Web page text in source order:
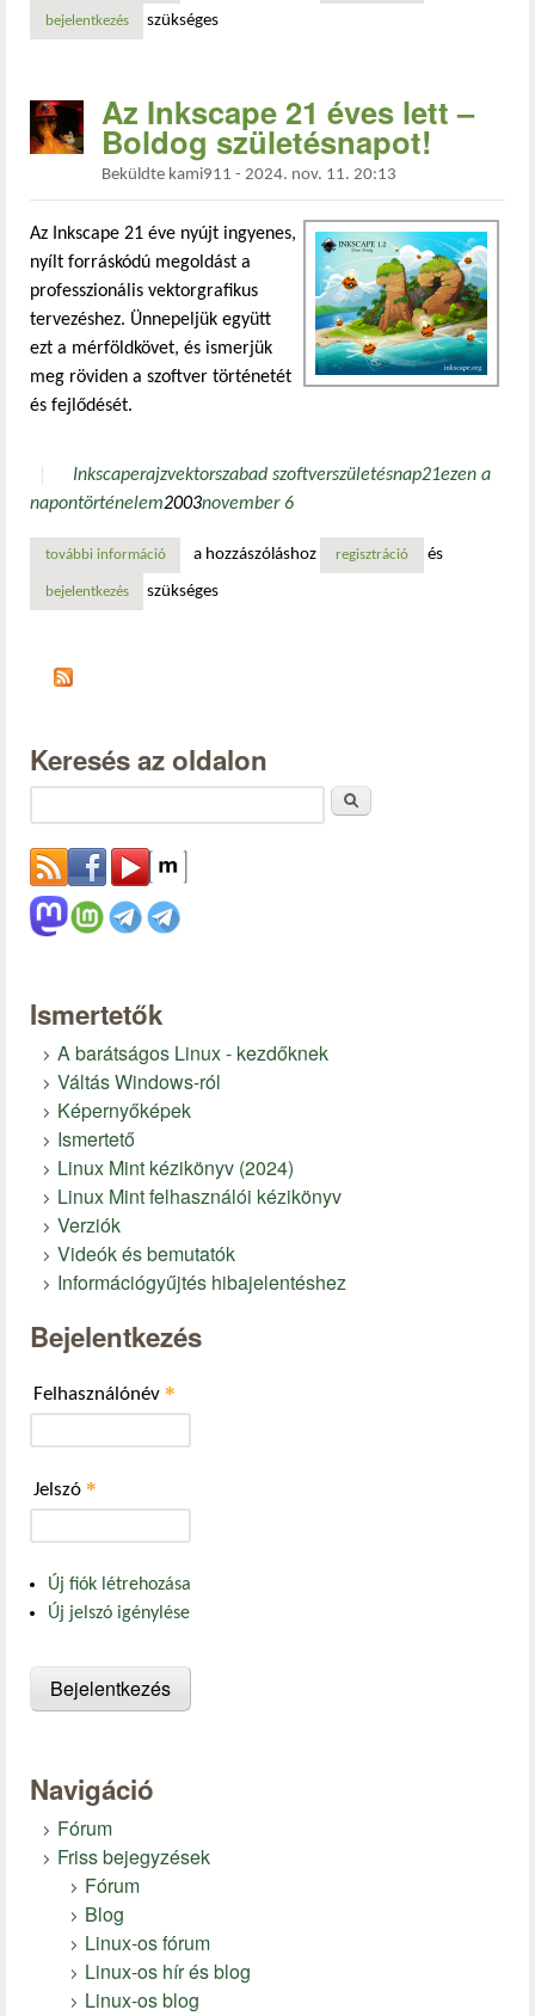
bejelentkezés szükséges
Az Inkscape 21 éves lett –
Boldog születésnapot!
Beküldte kami911 - 2024. nov. 11. 20:13
Az Inkscape 21 éve nyújt ingyenes,
nyílt forráskódú megoldást a
professzionális vektorgrafikus
tervezéshez. Ünnepeljük együtt
ezt a mérföldkövet, és ismerjük
meg röviden a szoftver történetét
és fejlődését.
Inkscaperajzvektorszabad szoftverszületésnap21ezen a
napontörténelem2003november 6
további információaz inkscape 21 éves lett – boldog születésnapot!
a hozzászóláshoz regisztráció és
bejelentkezés szükséges
Keresés az oldalon
Ismertetők
A barátságos Linux - kezdőknek
Váltás Windows-ról
Képernyőképek
Ismertető
Linux Mint kézikönyv (2024)
Linux Mint felhasználói kézikönyv
Verziók
Videók és bemutatók
Információgyűjtés hibajelentéshez
Bejelentkezés
Felhasználónév *
Jelszó *
Új fiók létrehozása
Új jelszó igénylése
Navigáció
Fórum
Friss bejegyzések
Fórum
Blog
Linux-os fórum
Linux-os hír és blog
Linux-os blog